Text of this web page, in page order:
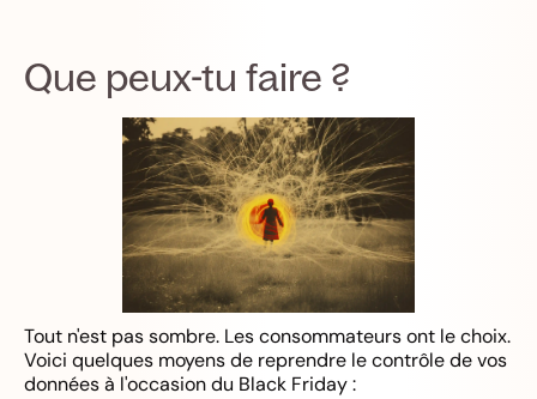
Que peux-tu faire ?
Tout n'est pas sombre. Les consommateurs ont le choix.
Voici quelques moyens de reprendre le contrôle de vos
données à l'occasion du Black Friday :